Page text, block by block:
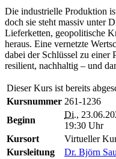
Die industrielle Produktion
doch sie steht massiv unter
Lieferketten, geopolitische
heraus. Eine vernetzte
dabei der Schlüssel zu
resilient, nachhaltig – und
Dieser Kurs ist bereits
Kursnummer 261-1236
Beginn
Di.,
19:30 Uhr
Kursort
Virtueller
Kursleitung
Dr. Björn